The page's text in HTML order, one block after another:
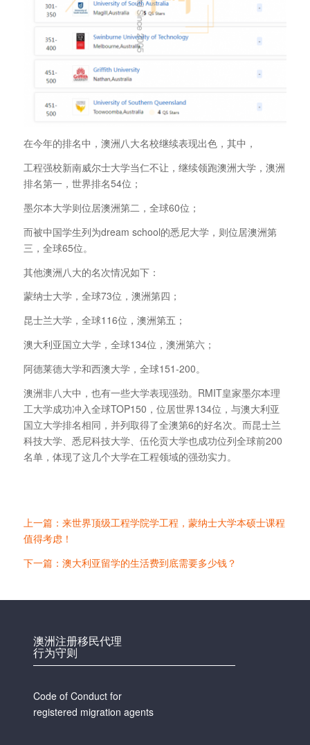
在今年的排名中，澳洲八大名校继续表现出色，其中，
工程强校新南威尔士大学当仁不让，继续领跑澳洲大学，澳洲
排名第一，世界排名54位；
墨尔本大学则位居澳洲第二，全球60位；
而被中国学生列为dream school的悉尼大学，则位居澳洲第
三，全球65位。
其他澳洲八大的名次情况如下：
蒙纳士大学，全球73位，澳洲第四；
昆士兰大学，全球116位，澳洲第五；
澳大利亚国立大学，全球134位，澳洲第六；
阿德莱德大学和西澳大学，全球151-200。
澳洲非八大中，也有一些大学表现强劲。RMIT皇家墨尔本理
工大学成功冲入全球TOP150，位居世界134位，与澳大利亚
国立大学排名相同，并列取得了全澳第6的好名次。而昆士兰
科技大学、悉尼科技大学、伍伦贡大学也成功位列全球前200
名单，体现了这几个大学在工程领域的强劲实力。
上一篇：来世界顶级工程学院学工程，蒙纳士大学本硕士课程
值得考虑！
下一篇：澳大利亚留学的生活费到底需要多少钱？
澳洲注册移民代理
行为守则
Code of Conduct for
registered migration agents